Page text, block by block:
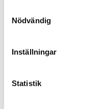
Nödvändig
Inställningar
Statistik
Finns i lager